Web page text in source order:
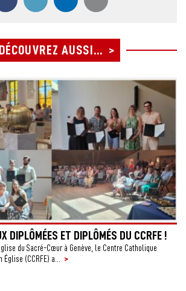
DÉCOUVREZ AUSSI...
DIPLÔMÉES ET DIPLÔMÉS DU CCRFE !
du Sacré-Cœur à Genève, le Centre Catholique
(CCRFE) a...
>